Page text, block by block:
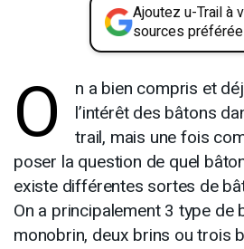
Ajoutez u-Trail à
sources
O
n a bien compris et
l’intérêt des bâtons
trail, mais une fois
poser la question de quel
existe différentes sortes de
On a principalement 3 type de
monobrin, deux brins ou trois